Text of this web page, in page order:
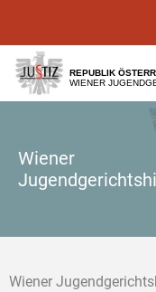
[1]
[2]
[3]
REPUBLIK
WIENER
Wiener
Wiener